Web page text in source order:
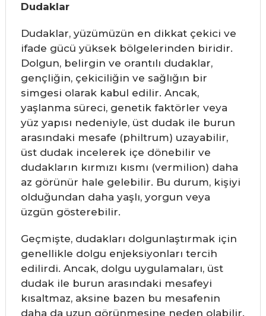
Dudaklar
Dudaklar, yüzümüzün en dikkat çekici ve
ifade gücü yüksek bölgelerinden biridir.
Dolgun, belirgin ve orantılı dudaklar,
gençliğin, çekiciliğin ve sağlığın bir
simgesi olarak kabul edilir. Ancak,
yaşlanma süreci, genetik faktörler veya
yüz yapısı nedeniyle, üst dudak ile burun
arasındaki mesafe (philtrum) uzayabilir,
üst dudak incelerek içe dönebilir ve
dudakların kırmızı kısmı (vermilion) daha
az görünür hale gelebilir. Bu durum, kişiyi
olduğundan daha yaşlı, yorgun veya
üzgün gösterebilir.
Geçmişte, dudakları dolgunlaştırmak için
genellikle dolgu enjeksiyonları tercih
edilirdi. Ancak, dolgu uygulamaları, üst
dudak ile burun arasındaki mesafeyi
kısaltmaz, aksine bazen bu mesafenin
daha da uzun görünmesine neden olabilir.